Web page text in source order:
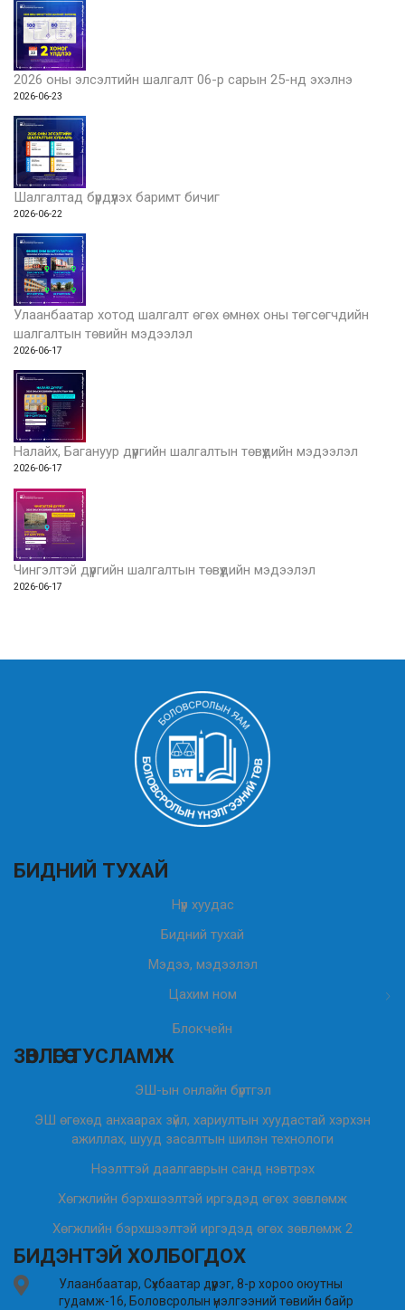
2026 оны элсэлтийн шалгалт 06-р сарын 25-нд эхэлнэ
2026-06-23
Шалгалтад бүрдүүлэх баримт бичиг
2026-06-22
Улаанбаатар хотод шалгалт өгөх өмнөх оны төгсөгчдийн
шалгалтын төвийн мэдээлэл
2026-06-17
Налайх, Багануур дүүргийн шалгалтын төвүүдийн мэдээлэл
2026-06-17
Чингэлтэй дүүргийн шалгалтын төвүүдийн мэдээлэл
2026-06-17
БИДНИЙ ТУХАЙ
Нүүр хуудас
Бидний тухай
Мэдээ, мэдээлэл
Цахим ном
Блокчейн
ЗӨВЛӨГӨӨ ТУСЛАМЖ
ЭШ-ын онлайн бүртгэл
ЭШ өгөхөд анхаарах зүйл, хариултын хуудастай хэрхэн
ажиллах, шууд засалтын шилэн технологи
Нээлттэй даалгаврын санд нэвтрэх
Хөгжлийн бэрхшээлтэй иргэдэд өгөх зөвлөмж
Хөгжлийн бэрхшээлтэй иргэдэд өгөх зөвлөмж 2
БИДЭНТЭЙ ХОЛБОГДОХ
Улаанбаатар, Сүхбаатар дүүрэг, 8-р хороо оюутны
гудамж-16, Боловсролын үнэлгээний төвийн байр